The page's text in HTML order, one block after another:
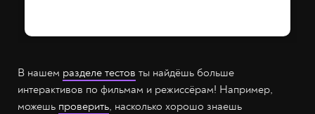
В нашем разделе тестов ты найдёшь больше
интерактивов по фильмам и режиссёрам! Например,
можешь проверить, насколько хорошо знаешь